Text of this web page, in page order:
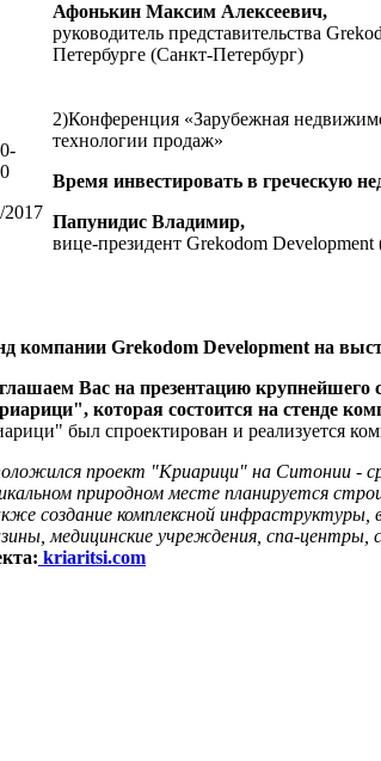
Афонькин Максим Алексеевич,
руководитель представительства
Петербурге (Санкт-Петербург)
2017
2)Конференция «Зарубежная
технологии продаж»
Время инвестировать в греческую
Папунидис Владимир,
вице-президент Grekodom
компании Grekodom Development на
Вас на презентацию крупнейшего
которая состоится на стенде
был спроектирован и реализуется
проект "Криарици" на Ситонии -
природном месте планируется
создание комплексной
медицинские учреждения, спа-центры,
kriaritsi.com